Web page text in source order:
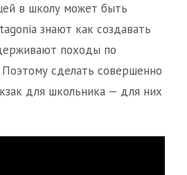
в школу может быть
знают как создавать
походы по
Поэтому сделать совершенно
для школьника — для них